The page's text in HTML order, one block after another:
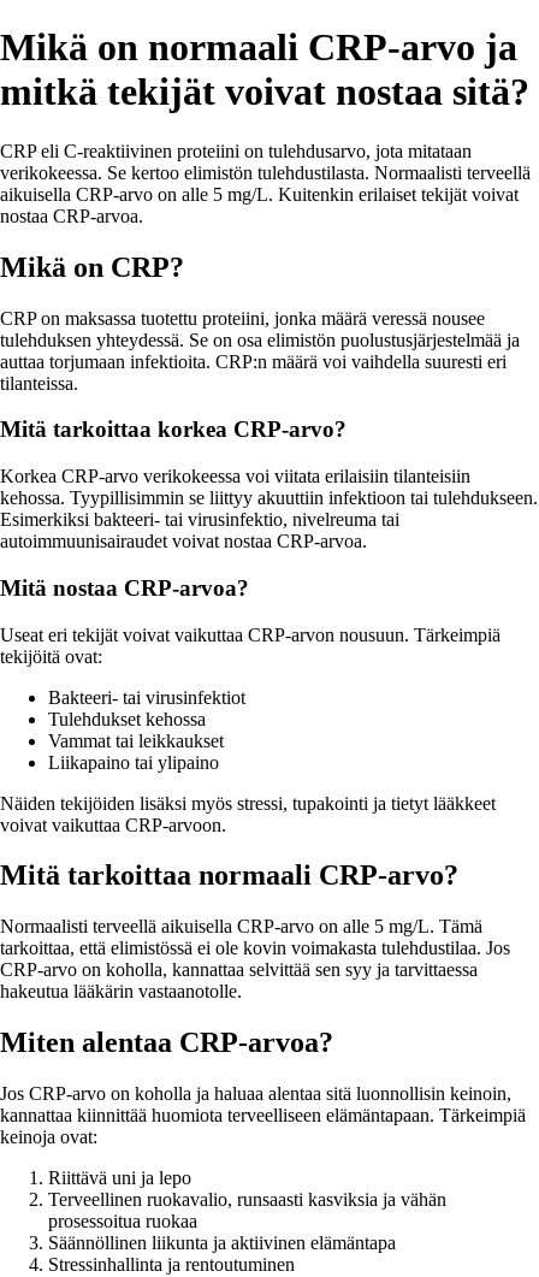
Mikä on normaali CRP-arvo ja
mitkä tekijät voivat nostaa sitä?
CRP eli C-reaktiivinen proteiini on tulehdusarvo, jota mitataan
verikokeessa. Se kertoo elimistön tulehdustilasta. Normaalisti terveellä
aikuisella CRP-arvo on alle 5 mg/L. Kuitenkin erilaiset tekijät voivat
nostaa CRP-arvoa.
Mikä on CRP?
CRP on maksassa tuotettu proteiini, jonka määrä veressä nousee
tulehduksen yhteydessä. Se on osa elimistön puolustusjärjestelmää ja
auttaa torjumaan infektioita. CRP:n määrä voi vaihdella suuresti eri
tilanteissa.
Mitä tarkoittaa korkea CRP-arvo?
Korkea CRP-arvo verikokeessa voi viitata erilaisiin tilanteisiin
kehossa. Tyypillisimmin se liittyy akuuttiin infektioon tai tulehdukseen.
Esimerkiksi bakteeri- tai virusinfektio, nivelreuma tai
autoimmuunisairaudet voivat nostaa CRP-arvoa.
Mitä nostaa CRP-arvoa?
Useat eri tekijät voivat vaikuttaa CRP-arvon nousuun. Tärkeimpiä
tekijöitä ovat:
Bakteeri- tai virusinfektiot
Tulehdukset kehossa
Vammat tai leikkaukset
Liikapaino tai ylipaino
Näiden tekijöiden lisäksi myös stressi, tupakointi ja tietyt lääkkeet
voivat vaikuttaa CRP-arvoon.
Mitä tarkoittaa normaali CRP-arvo?
Normaalisti terveellä aikuisella CRP-arvo on alle 5 mg/L. Tämä
tarkoittaa, että elimistössä ei ole kovin voimakasta tulehdustilaa. Jos
CRP-arvo on koholla, kannattaa selvittää sen syy ja tarvittaessa
hakeutua lääkärin vastaanotolle.
Miten alentaa CRP-arvoa?
Jos CRP-arvo on koholla ja haluaa alentaa sitä luonnollisin keinoin,
kannattaa kiinnittää huomiota terveelliseen elämäntapaan. Tärkeimpiä
keinoja ovat:
Riittävä uni ja lepo
Terveellinen ruokavalio, runsaasti kasviksia ja vähän
prosessoitua ruokaa
Säännöllinen liikunta ja aktiivinen elämäntapa
Stressinhallinta ja rentoutuminen